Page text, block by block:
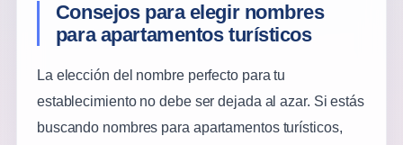
Consejos para elegir nombres
para apartamentos turísticos
La elección del nombre perfecto para tu
establecimiento no debe ser dejada al azar. Si estás
buscando nombres para apartamentos turísticos,